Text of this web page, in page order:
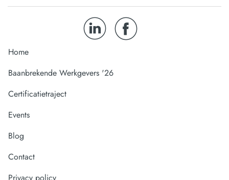
Home
Baanbrekende Werkgevers '26
Certificatietraject
Events
Blog
Contact